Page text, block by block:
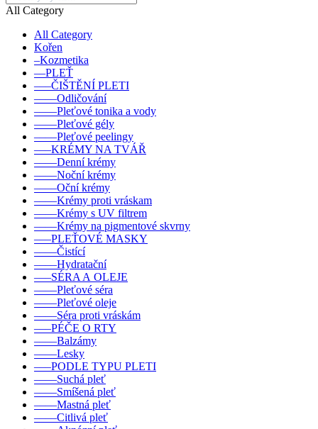
All Category
All Category
Kořen
–Kozmetika
––PLEŤ
–––ČIŠTĚNÍ PLETI
––––Odličování
––––Pleťové tonika a vody
––––Pleťové gély
––––Pleťové peelingy
–––KRÉMY NA TVÁŘ
––––Denní krémy
––––Noční krémy
––––Oční krémy
––––Krémy proti vráskam
––––Krémy s UV filtrem
––––Krémy na pigmentové skvrny
–––PLEŤOVÉ MASKY
––––Čistící
––––Hydratační
–––SÉRA A OLEJE
––––Pleťové séra
––––Pleťové oleje
––––Séra proti vráskám
–––PÉČE O RTY
––––Balzámy
––––Lesky
–––PODLE TYPU PLETI
––––Suchá pleť
––––Smíšená pleť
––––Mastná pleť
––––Citlivá pleť